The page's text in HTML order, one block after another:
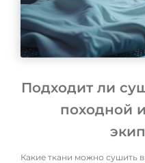
Подходит ли
походной
Какие ткани можно сушить